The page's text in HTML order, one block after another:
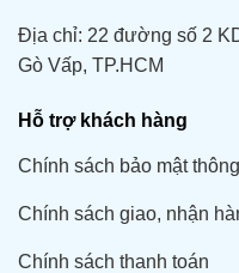
Địa chỉ: 22 đường số 2
Gò Vấp, TP.HCM
Hỗ trợ khách hàng
Chính sách bảo mật
Chính sách giao, nhận
Chính sách thanh toán